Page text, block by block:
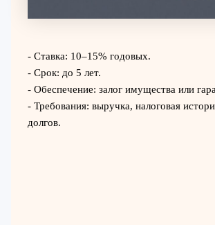
- Ставка: 10–15% годовых.
- Срок: до 5 лет.
- Обеспечение: залог имущества или
- Требования: выручка, налоговая
долгов.